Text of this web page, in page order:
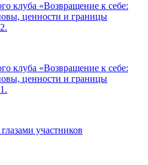
клуба «Возвращение к себе:
ценности и границы
клуба «Возвращение к себе:
ценности и границы
участников